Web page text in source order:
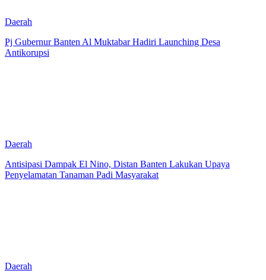
Daerah
Pj Gubernur Banten Al Muktabar Hadiri Launching Desa
Antikorupsi
Daerah
Antisipasi Dampak El Nino, Distan Banten Lakukan Upaya
Penyelamatan Tanaman Padi Masyarakat
Daerah